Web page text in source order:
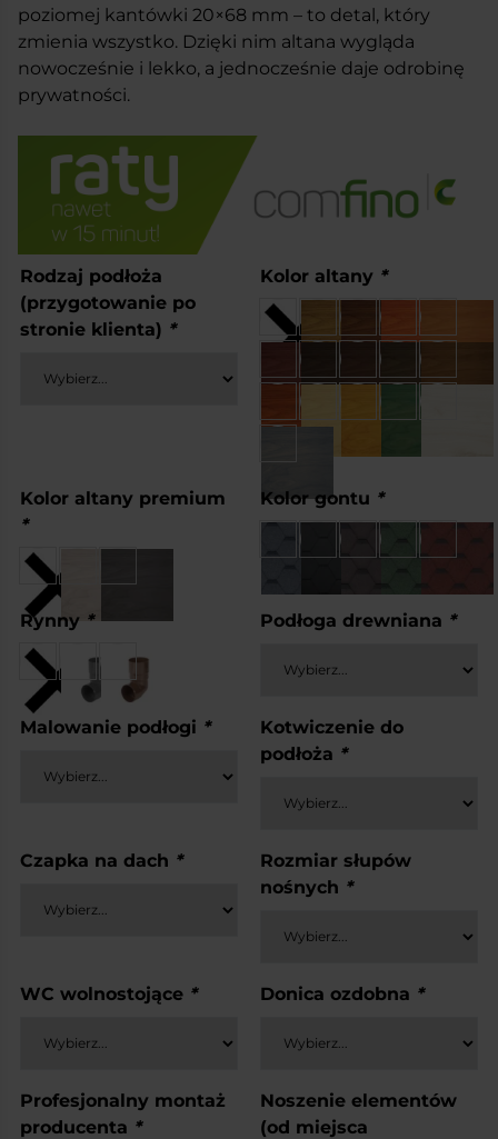
poziomej kantówki 20×68 mm – to detal, który
zmienia wszystko. Dzięki nim altana wygląda
nowocześnie i lekko, a jednocześnie daje odrobinę
prywatności.
Rodzaj podłoża
(przygotowanie po
stronie klienta) *
Kolor altany *
Kolor altany premium
*
Kolor gontu *
Rynny * Podłoga drewniana *
Malowanie podłogi *
Kotwiczenie do
podłoża *
Czapka na dach *
Rozmiar słupów
nośnych *
WC wolnostojące * Donica ozdobna *
Profesjonalny montaż
producenta *
Noszenie elementów
(od miejsca